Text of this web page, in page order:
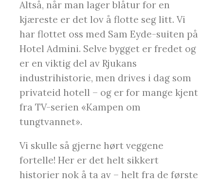
Altså, når man lager blåtur for en
kjæreste er det lov å flotte seg litt. Vi
har flottet oss med Sam Eyde-suiten på
Hotel Admini. Selve bygget er fredet og
er en viktig del av Rjukans
industrihistorie, men drives i dag som
privateid hotell – og er for mange kjent
fra TV-serien «Kampen om
tungtvannet».
Vi skulle så gjerne hørt veggene
fortelle! Her er det helt sikkert
historier nok å ta av – helt fra de første